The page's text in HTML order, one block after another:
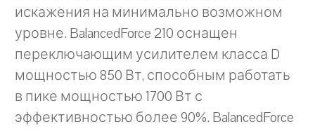
искажения на минимально возможном
уровне. BalancedForce 210 оснащен
переключающим усилителем класса D
мощностью 850 Вт, способным работать
в пике мощностью 1700 Вт с
эффективностью более 90%. BalancedForce